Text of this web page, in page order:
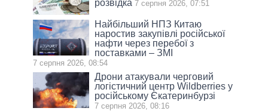
розвідка 7 серпня 2026, 07:51
Найбільший НПЗ Китаю
наростив закупівлі російської
нафти через перебої з
поставками – ЗМІ
7 серпня 2026, 08:54
Дрони атакували черговий
логістичний центр Wildberries у
російському Єкатеринбурзі
7 серпня 2026, 08:16